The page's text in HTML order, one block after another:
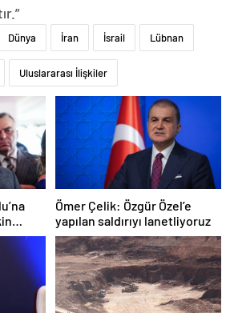
Dünya İran İsrail Lübnan
Uluslararası İlişkiler
Ömer Çelik: Özgür Özel’e
yapılan saldırıyı lanetliyoruz